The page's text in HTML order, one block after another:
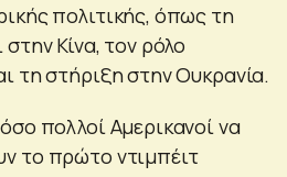
πολιτικής, όπως τη
Κίνα, τον ρόλο
τη στήριξη στην Ουκρανία.
πολλοί Αμερικανοί να
το πρώτο ντιμπέιτ